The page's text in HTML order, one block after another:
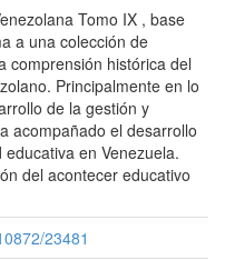
Tomo IX , base
a una colección de
comprensión histórica del
Principalmente en lo
de la gestión y
acompañado el desarrollo
en Venezuela.
del acontecer educativo
23481